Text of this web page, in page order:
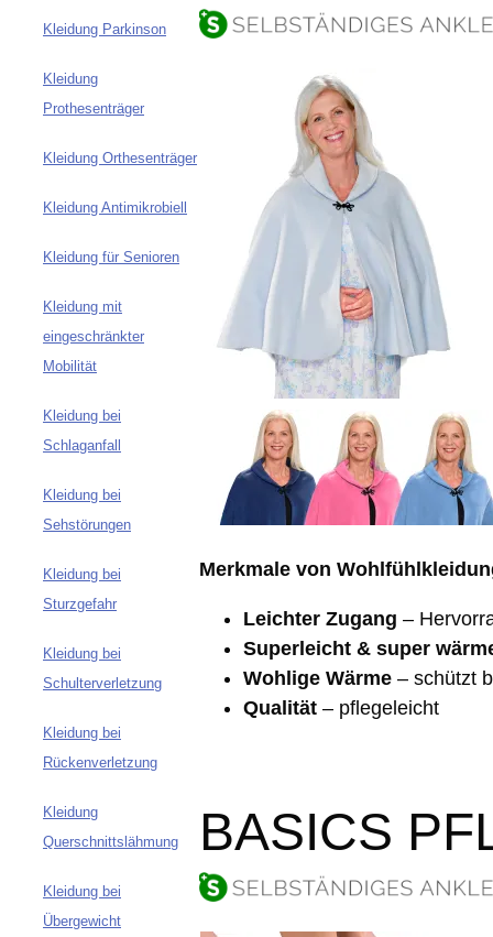
Kleidung Parkinson
Kleidung
Prothesenträger
Kleidung Orthesenträger
Kleidung Antimikrobiell
Kleidung für Senioren
Kleidung mit
eingeschränkter
Mobilität
Kleidung bei
Schlaganfall
Kleidung bei
Sehstörungen
Kleidung bei
Sturzgefahr
Kleidung bei
Schulterverletzung
Kleidung bei
Rückenverletzung
Kleidung
Querschnittslähmung
Kleidung bei
Übergewicht
Merkmale von
Leichter Zugang –
Superleicht & super
Wohlige Wärme – schützt
Qualität – pflegeleicht
BASICS